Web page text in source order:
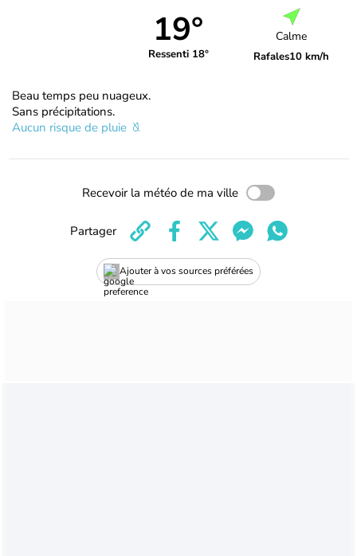
19°
Ressenti 18°
Calme
Rafales10 km/h
Beau temps peu nuageux.
Sans précipitations.
Aucun risque de pluie
Recevoir la météo de ma ville
Ajouter à vos sources préférées
Partager